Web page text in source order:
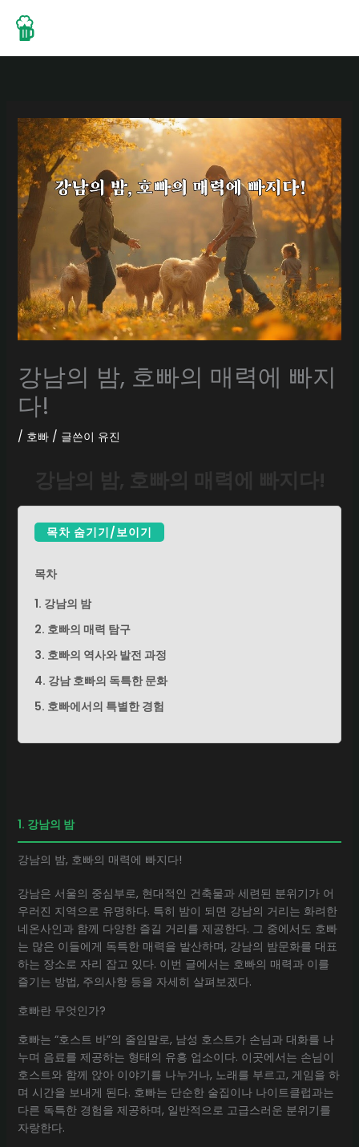
로
강남의 밤, 호빠의 매력에 빠지
다!
/ 호빠/ 글쓴이 유진
강남의 밤, 호빠의 매력에 빠지다!
목차 숨기기/보이기
목차
1. 강남의 밤
2. 호빠의 매력 탐구
3. 호빠의 역사와 발전 과정
4. 강남 호빠의 독특한 문화
5. 호빠에서의 특별한 경험
1. 강남의 밤
강남의 밤, 호빠의 매력에 빠지다!
강남은 서울의 중심부로, 현대적인 건축물과 세련된 분위기가 어
우러진 지역으로 유명하다. 특히 밤이 되면 강남의 거리는 화려한
네온사인과 함께 다양한 즐길 거리를 제공한다. 그 중에서도 호빠
는 많은 이들에게 독특한 매력을 발산하며, 강남의 밤문화를 대표
하는 장소로 자리 잡고 있다. 이번 글에서는 호빠의 매력과 이를
즐기는 방법, 주의사항 등을 자세히 살펴보겠다.
호빠란 무엇인가?
호빠는 “호스트 바”의 줄임말로, 남성 호스트가 손님과 대화를 나
누며 음료를 제공하는 형태의 유흥 업소이다. 이곳에서는 손님이
호스트와 함께 앉아 이야기를 나누거나, 노래를 부르고, 게임을 하
며 시간을 보내게 된다. 호빠는 단순한 술집이나 나이트클럽과는
다른 독특한 경험을 제공하며, 일반적으로 고급스러운 분위기를
자랑한다.